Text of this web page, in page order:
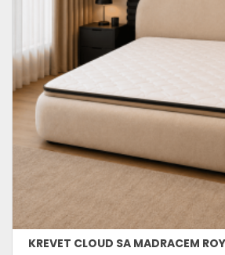
KREVET CLOUD SA MADRACEM